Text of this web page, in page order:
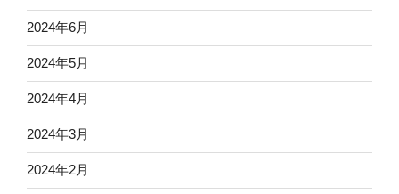
2024年6月
2024年5月
2024年4月
2024年3月
2024年2月